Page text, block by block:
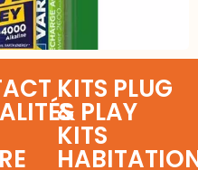
KITS PLUG
& PLAY
KITS